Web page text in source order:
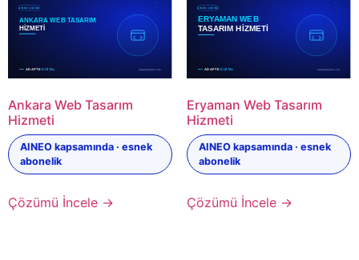
Ankara Web Tasarım
Hizmeti
AINEO kapsamında · esnek
abonelik
Çözümü İncele →
Eryaman Web Tasarım
Hizmeti
AINEO kapsamında · esnek
abonelik
Çözümü İncele →